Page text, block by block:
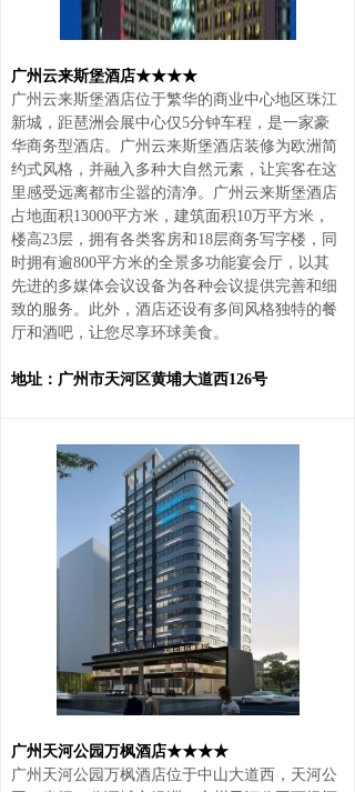
广州云来斯堡酒店★★★★
广州云来斯堡酒店位于繁华的商业中心地区珠江
新城，距琶洲会展中心仅5分钟车程，是一家豪
华商务型酒店。广州云来斯堡酒店装修为欧洲简
约式风格，并融入多种大自然元素，让宾客在这
里感受远离都市尘嚣的清净。广州云来斯堡酒店
占地面积13000平方米，建筑面积10万平方米，
楼高23层，拥有各类客房和18层商务写字楼，同
时拥有逾800平方米的全景多功能宴会厅，以其
先进的多媒体会议设备为各种会议提供完善和细
致的服务。此外，酒店还设有多间风格独特的餐
厅和酒吧，让您尽享环球美食。
地址：广州市天河区黄埔大道西126号
广州天河公园万枫酒店★★★★
广州天河公园万枫酒店位于中山大道西，天河公